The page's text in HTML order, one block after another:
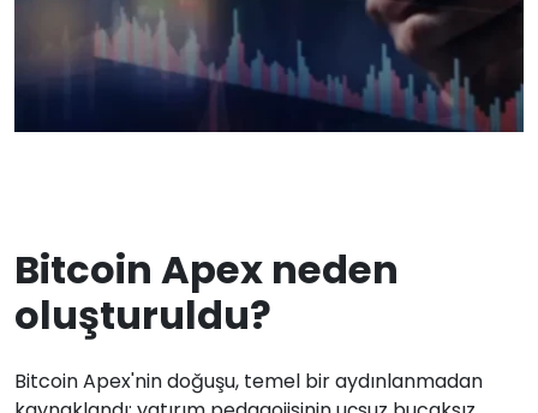
Bitcoin Apex neden
oluşturuldu?
Bitcoin Apex'nin doğuşu, temel bir aydınlanmadan